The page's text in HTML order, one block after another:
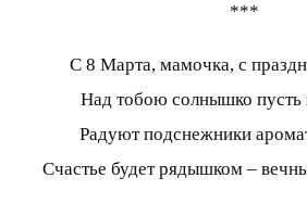
***
С 8 Марта, мамочка, с
Над тобою солнышко пусть
Радуют подснежники
Счастье будет рядышком –